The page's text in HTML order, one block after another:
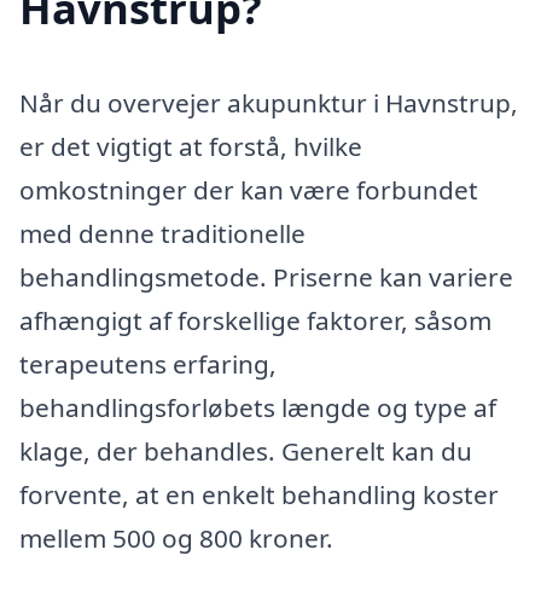
Når du overvejer akupunktur i Havnstrup,
er det vigtigt at forstå, hvilke
omkostninger der kan være forbundet
med denne traditionelle
behandlingsmetode. Priserne kan variere
afhængigt af forskellige faktorer, såsom
terapeutens erfaring,
behandlingsforløbets længde og type af
klage, der behandles. Generelt kan du
forvente, at en enkelt behandling koster
mellem 500 og 800 kroner.